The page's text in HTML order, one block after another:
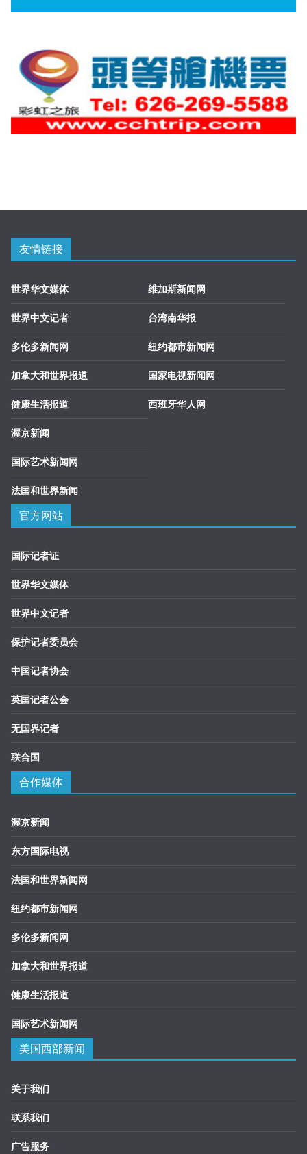
友情链接
世界华文媒体
世界中文记者
多伦多新闻网
加拿大和世界报道
健康生活报道
渥京新闻
国际艺术新闻网
法国和世界新闻
维加斯新闻网
台湾南华报
纽约都市新闻网
国家电视新闻网
西班牙华人网
官方网站
国际记者证
世界华文媒体
世界中文记者
保护记者委员会
中国记者协会
英国记者公会
无国界记者
联合国
合作媒体
渥京新闻
东方国际电视
法国和世界新闻网
纽约都市新闻网
多伦多新闻网
加拿大和世界报道
健康生活报道
国际艺术新闻网
美国西部新闻
关于我们
联系我们
广告服务